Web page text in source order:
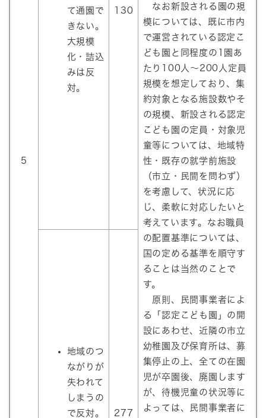
5
なお新設される園の規
模については、既に市内
で運営されている認定こ
ども園と同程度の1園あ
たり100人～200人定員
規模を想定しており、集
約対象となる施設数やそ
の規模、新設される認定
こども園の定員・対象児
童等については、地域特
性・既存の就学前施設
（市立・民間を問わず）
を考慮して、状況に応
じ、柔軟に対応したいと
考えています。なお職員
の配置基準については、
国の定める基準を順守す
ることは当然のことで
す。
原則、民間事業者によ
る「認定こども園」の開
設にあわせ、近隣の市立
幼稚園及び保育所は、募
集停止の上、全ての在園
児が卒園後、廃園します
が、待機児童の状況等に
よっては、民間事業者に
て通園で
きない。
大規模
化・詰込
みは反
対。
130
地域のつ
ながりが
失われて
しまうの
で反対。
277